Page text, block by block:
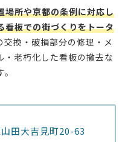
場所や京都の条例に対応し
看板での街づくりをトータ
交換・破損部分の修理・メ
・老朽化した看板の撤去な
田大吉見町20-63